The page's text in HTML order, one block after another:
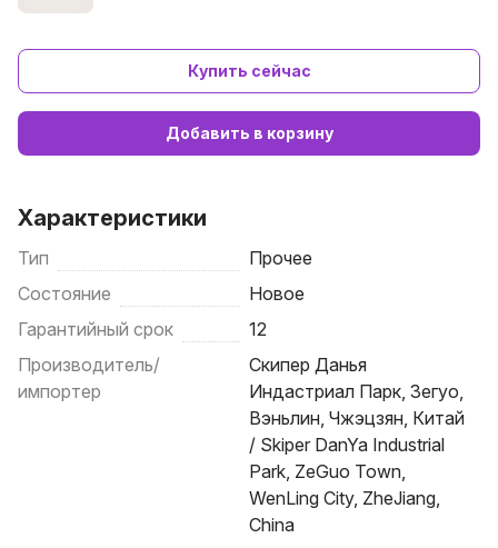
Купить сейчас
Добавить в корзину
Характеристики
Тип
Прочее
Состояние
Новое
Гарантийный срок
12
Производитель/
импортер
Скипер Данья
Индастриал Парк, Зегуо,
Вэньлин, Чжэцзян, Китай
/ Skiper DanYa Industrial
Park, ZeGuo Town,
WenLing City, ZheJiang,
China